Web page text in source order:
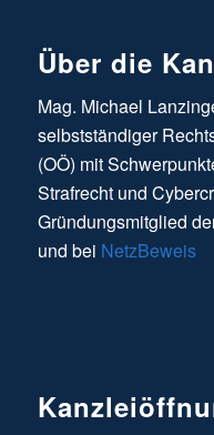
Über die
Mag. Michael
selbstständiger
(OÖ) mit
Strafrecht und
Gründungsmitglied
und bei NetzBeweis